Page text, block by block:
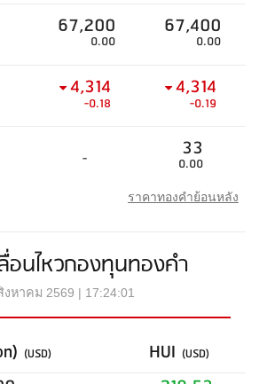
67,200
0.00
67,400
0.00
4,314
-0.18
4,314
-0.19
- 33
0.00
ราคาทองคำย้อนหลัง
อนไหวกองทุนทองคำ
งหาคม 2569 | 17:24:01
(USD) HUI (USD)